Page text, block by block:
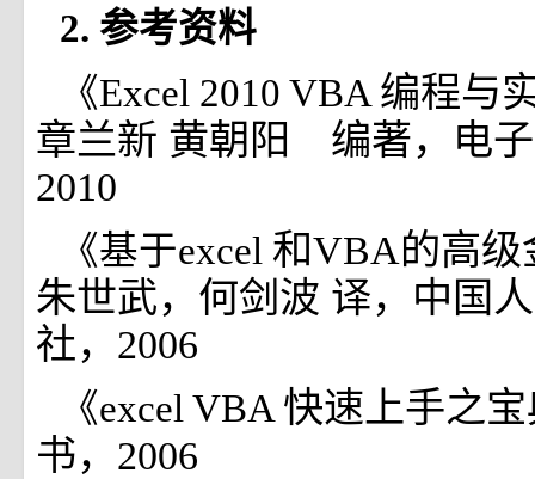
2. 参考资料
《Excel 2010 VBA 编程与
章兰新 黄朝阳 编著，电
2010
《基于excel 和VBA的高级
朱世武，何剑波 译，中国
社，2006
《excel VBA 快速上手之
书，2006